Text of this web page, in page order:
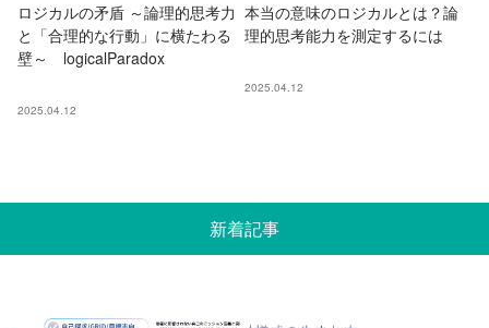
ロジカルの矛盾 ～論理的思考力
と「合理的な行動」に横たわる
壁～ logicalParadox
2025.04.12
本当の意味のロジカルとは？論
理的思考能力を測定するには
2025.04.12
新着記事